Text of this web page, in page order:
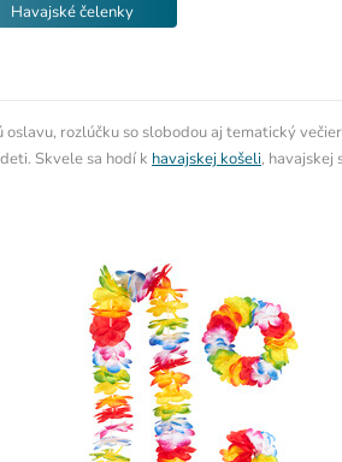
Havajské čelenky
oslavu, rozlúčku so slobodou aj tematický
Skvele sa hodí k havajskej košeli,